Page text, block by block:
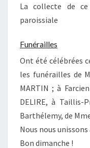
La collecte de
paroissiale
Funérailles
Ont été célébrées
les funérailles de
MARTIN ; à
DELIRE, à Taillis-
Barthélemy, de
Nous nous
Bon dimanche !